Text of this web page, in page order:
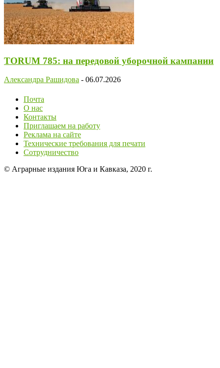
TORUM 785: на передовой уборочной кампании
Александра Рашидова - 06.07.2026
Почта
О нас
Контакты
Приглашаем на работу
Реклама на сайте
Технические требования для печати
Сотрудничество
© Аграрные издания Юга и Кавказа, 2020 г.